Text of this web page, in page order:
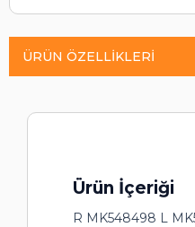
ÜRÜN ÖZELLIKLERI
Ürün İçeriği
R MK548498 L